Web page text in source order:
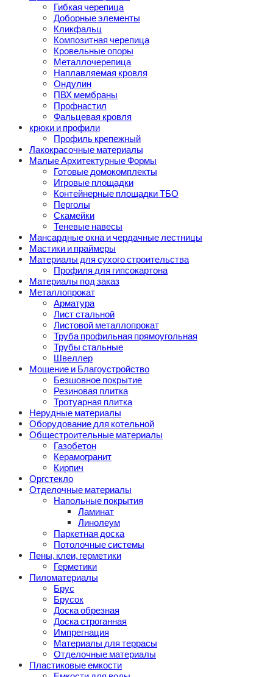
Гибкая черепица
Доборные элементы
Кликфальц
Композитная черепица
Кровельные опоры
Металлочерепица
Наплавляемая кровля
Ондулин
ПВХ мембраны
Профнастил
Фальцевая кровля
крюки и профили
Профиль крепежный
Лакокрасочные материалы
Малые Архитектурные Формы
Готовые домокомплекты
Игровые площадки
Контейнерные площадки ТБО
Перголы
Скамейки
Теневые навесы
Мансардные окна и чердачные лестницы
Мастики и праймеры
Материалы для сухого строительства
Профиля для гипсокартона
Материалы под заказ
Металлопрокат
Арматура
Лист стальной
Листовой металлопрокат
Труба профильная прямоугольная
Трубы стальные
Швеллер
Мощение и Благоустройство
Безшовное покрытие
Резиновая плитка
Тротуарная плитка
Нерудные материалы
Оборудование для котельной
Общестроительные материалы
Газобетон
Керамогранит
Кирпич
Оргстекло
Отделочные материалы
Напольные покрытия
Ламинат
Линолеум
Паркетная доска
Потолочные системы
Пены, клеи, герметики
Герметики
Пиломатериалы
Брус
Брусок
Доска обрезная
Доска строганная
Импрегнация
Материалы для террасы
Отделочные материалы
Пластиковые емкости